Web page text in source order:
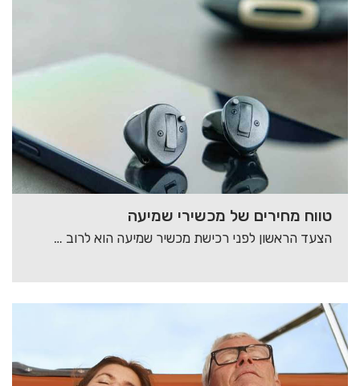
טווח מחירים של מכשירי שמיעה
הצעד הראשון לפני רכישת מכשיר שמיעה הוא לרוב הקשה ביותר, רבים מהאנשים הזקוקים למכשיר שמיעה…